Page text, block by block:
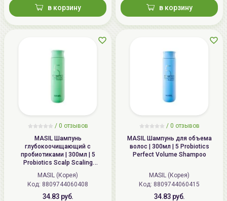
в корзину в корзину
/ 0 отзывов
MASIL Шампунь
глубокоочищающий с
пробиотиками | 300мл | 5
Probiotics Scalp Scaling
Shampoo
MASIL (Корея)
Код: 8809744060408
34.83 руб.
/ 0 отзывов
MASIL Шампунь для объема
волос | 300мл | 5 Probiotics
Perfect Volume Shampoo
MASIL (Корея)
Код: 8809744060415
34.83 руб.